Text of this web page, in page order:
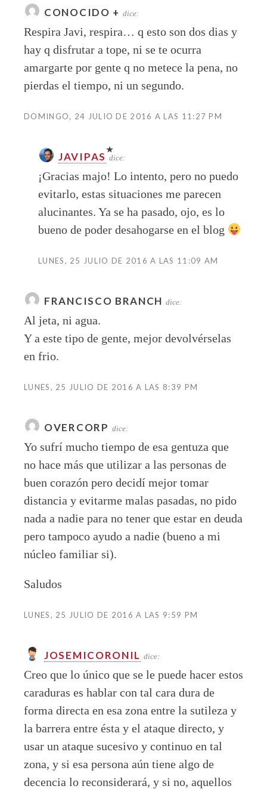
CONOCIDO + dice:
Respira Javi, respira… q esto son dos dias y
hay q disfrutar a tope, ni se te ocurra
amargarte por gente q no metece la pena, no
pierdas el tiempo, ni un segundo.
DOMINGO, 24 JULIO DE 2016 A LAS 11:27 PM
JAVIPAS dice:
¡Gracias majo! Lo intento, pero no puedo
evitarlo, estas situaciones me parecen
alucinantes. Ya se ha pasado, ojo, es lo
bueno de poder desahogarse en el blog
LUNES, 25 JULIO DE 2016 A LAS 11:09 AM
FRANCISCO BRANCH dice:
Al jeta, ni agua.
Y a este tipo de gente, mejor devolvérselas
en frio.
LUNES, 25 JULIO DE 2016 A LAS 8:39 PM
OVERCORP dice:
Yo sufrí mucho tiempo de esa gentuza que
no hace más que utilizar a las personas de
buen corazón pero decidí mejor tomar
distancia y evitarme malas pasadas, no pido
nada a nadie para no tener que estar en deuda
pero tampoco ayudo a nadie (bueno a mi
núcleo familiar si).
Saludos
LUNES, 25 JULIO DE 2016 A LAS 9:59 PM
JOSEMICORONIL dice:
Creo que lo único que se le puede hacer estos
caraduras es hablar con tal cara dura de
forma directa en esa zona entre la sutileza y
la barrera entre ésta y el ataque directo, y
usar un ataque sucesivo y continuo en tal
zona, y si esa persona aún tiene algo de
decencia lo reconsiderará, y si no, aquellos